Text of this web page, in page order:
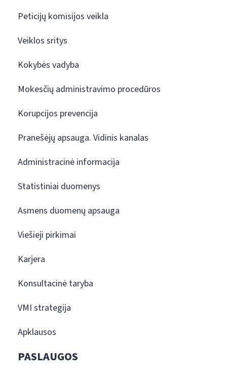
Peticijų komisijos veikla
Veiklos sritys
Kokybės vadyba
Mokesčių administravimo procedūros
Korupcijos prevencija
Pranešėjų apsauga. Vidinis kanalas
Administracinė informacija
Statistiniai duomenys
Asmens duomenų apsauga
Viešieji pirkimai
Karjera
Konsultacinė taryba
VMI strategija
Apklausos
PASLAUGOS